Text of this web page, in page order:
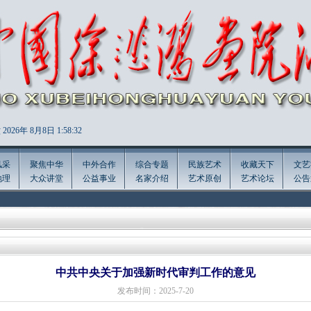
年 8月8日 1:58:33
采
理
聚焦中华
大众讲堂
中外合作
公益事业
综合专题
名家介绍
民族艺术
艺术原创
收藏天下
艺术论坛
文
公
中共中央关于加强新时代审判工作的意见
发布时间：2025-7-20